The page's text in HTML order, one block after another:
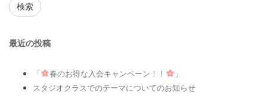
検索
最近の投稿
「 春のお得な入会キャンペーン！！
」
スタジオクラスでのテーマについてのお知らせ